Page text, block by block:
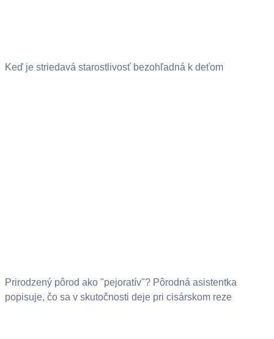
Keď je striedavá starostlivosť bezohľadná k deťom
Prirodzený pôrod ako "pejoratív"? Pôrodná asistentka
popisuje, čo sa v skutočnosti deje pri cisárskom reze